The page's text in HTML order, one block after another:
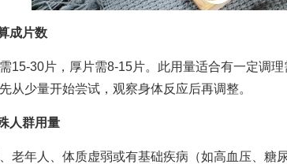
成片数
30片，厚片需8-15片。此用量适合有一定调理
从少量开始尝试，观察身体反应后再调整。
人群用量
年人、体质虚弱或有基础疾病（如高血压、糖